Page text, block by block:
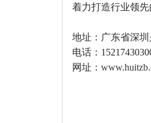
着力打造行业领
地址：广东省深
电话：
网址：